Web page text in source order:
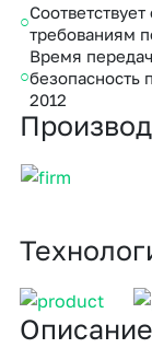
требованиям
Время
безопасность
2012
Описание